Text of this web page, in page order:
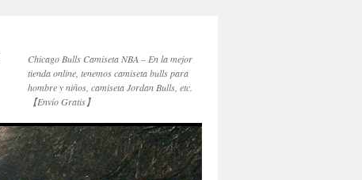
Chicago Bulls Camiseta NBA – En la mejor
tienda online, tenemos camiseta bulls para
hombre y niños, camiseta Jordan Bulls, etc.
【Envío Gratis】